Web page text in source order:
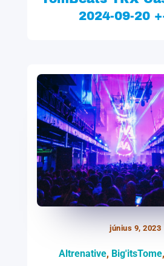
2024-09-20
június 9, 2023
Altrenative, Big'itsTome,